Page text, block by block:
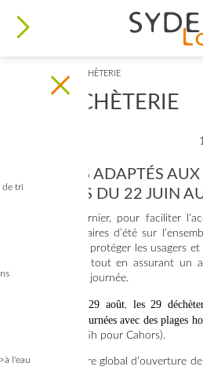
de tri
l'eau
VOUS ÊTES ICI
> MA DÉCHÈTERIE
MA DÉCHÈTERIE
HORAIRES ADAPTÉS
CHALEURS DU 22 JUIN
Comme l'an dernier, pour faciliter
passage en horaires d’été sur
évolution vise à protéger les usagers
fortes chaleurs tout en assurant un
favorables de la journée.
Du 22 juin au 29 août, les 29
certaines demi-journées avec des plages
général ; 7h - 15h pour Cahors).
Le volume horaire global d’ouverture